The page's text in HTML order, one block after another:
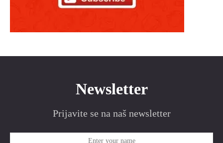
Newsletter
Prijavite se na naš newsletter